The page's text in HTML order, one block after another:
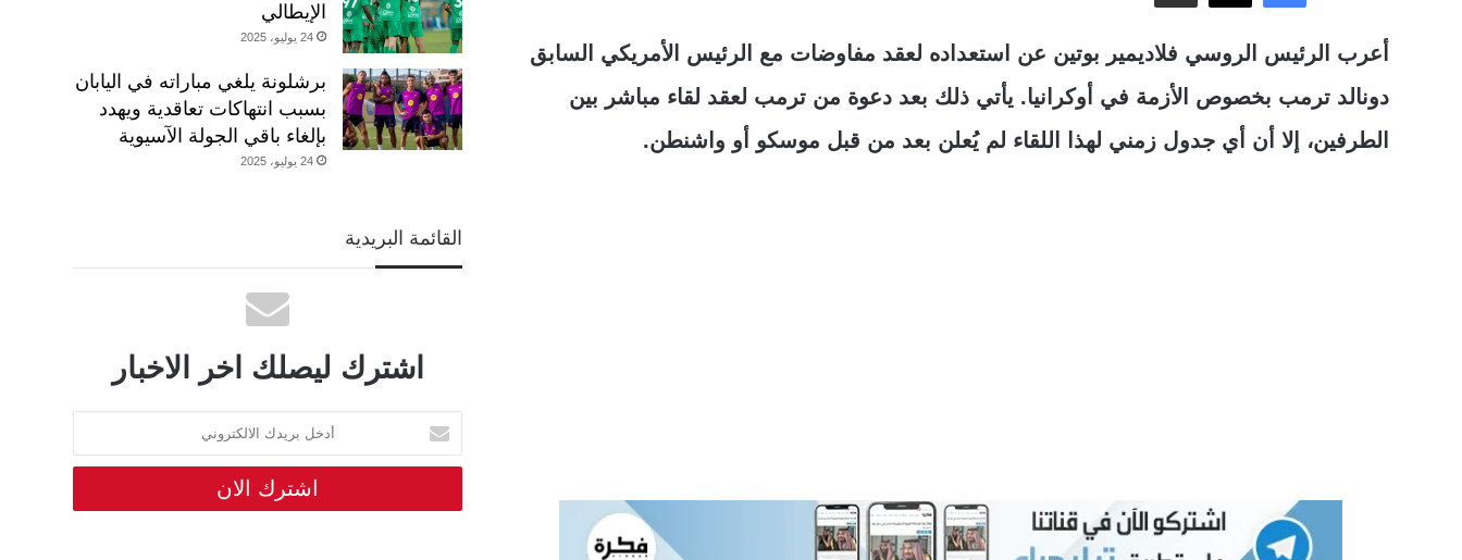
أعرب الرئيس الروسي فلاديمير بوتين عن استعداده لعقد مفاوضات مع الرئيس الأمريكي السابق
دونالد ترمب بخصوص الأزمة في أوكرانيا. يأتي ذلك بعد دعوة من ترمب لعقد لقاء مباشر بين
الطرفين، إلا أن أي جدول زمني لهذا اللقاء لم يُعلن بعد من قبل موسكو أو واشنطن.
الإيطالي
24 يوليو، 2025
برشلونة يلغي مباراته في اليابان
بسبب انتهاكات تعاقدية ويهدد
بإلغاء باقي الجولة الآسيوية
24 يوليو، 2025
القائمة البريدية
اشترك ليصلك اخر الاخبار
أدخل
بريدك
الالكتروني